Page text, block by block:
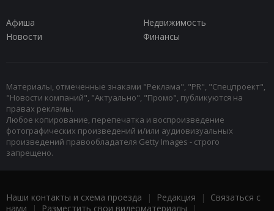
Афиша
Недвижимость
Новости
Финансы
Материалы, отмеченные знаками "Реклама", "PR", "Спецпроект",
"Новости компаний", "Актуально", "Промо", публикуются на
правах рекламы.
Любое копирование, перепечатка и воспроизведение
фотографических произведений и/или аудиовизуальных
произведений правообладателя Getty Images - строго
запрещено.
Наши контакты и схема проезда | Редакция | Связаться с
нами | Разместить свои видеоматериалы |